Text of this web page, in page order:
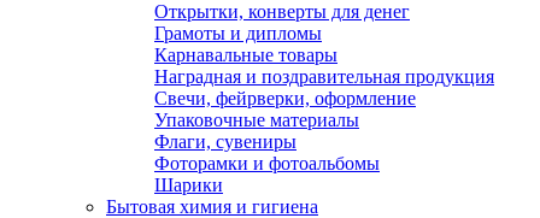
Открытки, конверты для денег
Грамоты и дипломы
Карнавальные товары
Наградная и поздравительная продукция
Свечи, фейрверки, оформление
Упаковочные материалы
Флаги, сувениры
Фоторамки и фотоальбомы
Шарики
Бытовая химия и гигиена